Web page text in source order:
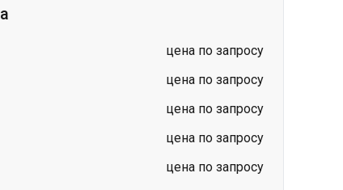
цена по запросу
цена по запросу
цена по запросу
цена по запросу
цена по запросу